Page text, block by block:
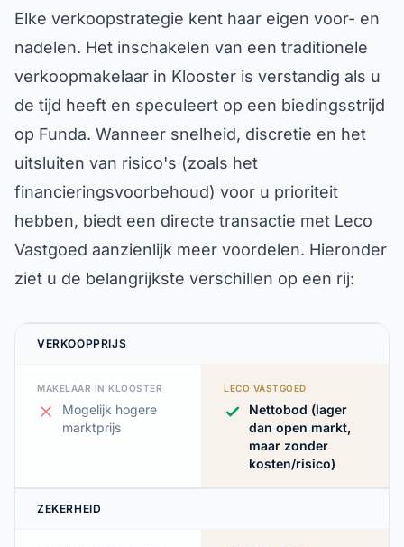
Elke verkoopstrategie kent haar eigen voor- en
nadelen. Het inschakelen van een traditionele
verkoopmakelaar in Klooster is verstandig als u
de tijd heeft en speculeert op een biedingsstrijd
op Funda. Wanneer snelheid, discretie en het
uitsluiten van risico's (zoals het
financieringsvoorbehoud) voor u prioriteit
hebben, biedt een directe transactie met Leco
Vastgoed aanzienlijk meer voordelen. Hieronder
ziet u de belangrijkste verschillen op een rij:
VERKOOPPRIJS
MAKELAAR IN KLOOSTER
Mogelijk hogere
marktprijs
LECO VASTGOED
Nettobod (lager
dan open markt,
maar zonder
kosten/risico)
ZEKERHEID